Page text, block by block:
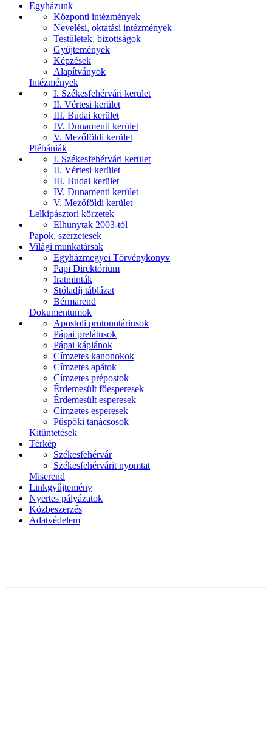
Egyházunk
Központi intézmények
Nevelési, oktatási intézmények
Testületek, bizottságok
Gyűjtemények
Képzések
Alapítványok
Intézmények
I. Székesfehérvári kerület
II. Vértesi kerület
III. Budai kerület
IV. Dunamenti kerület
V. Mezőföldi kerület
Plébániák
I. Székesfehérvári kerület
II. Vértesi kerület
III. Budai kerület
IV. Dunamenti kerület
V. Mezőföldi kerület
Lelkipásztori körzetek
Elhunytak 2003-tól
Papok, szerzetesek
Világi munkatársak
Egyházmegyei Törvénykönyv
Papi Direktórium
Iratminták
Stóladíj táblázat
Bérmarend
Dokumentumok
Apostoli protonotáriusok
Pápai prelátusok
Pápai káplánok
Címzetes kanonokok
Címzetes apátok
Címzetes prépostok
Érdemesült főesperesek
Érdemesült esperesek
Címzetes esperesek
Püspöki tanácsosok
Kitüntetések
Térkép
Székesfehérvár
Székesfehérvárit nyomtat
Miserend
Linkgyűjtemény
Nyertes pályázatok
Közbeszerzés
Adatvédelem